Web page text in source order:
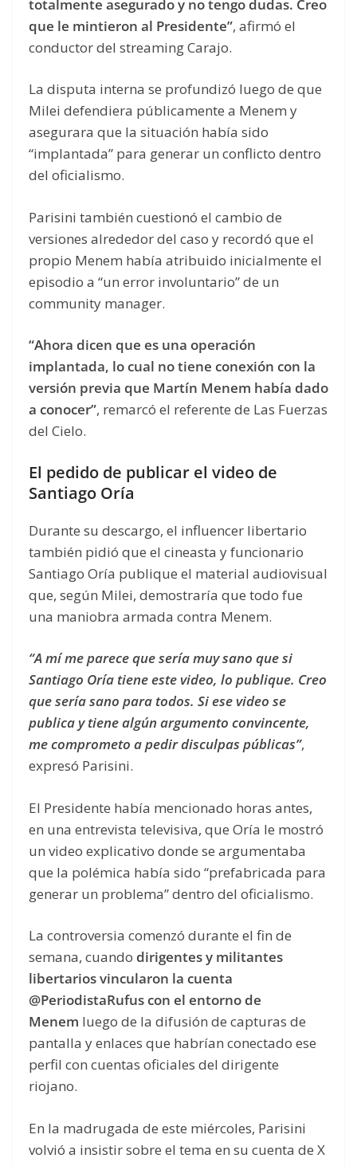
totalmente asegurado y no tengo dudas. Creo
que le mintieron al Presidente”, afirmó el
conductor del streaming Carajo.
La disputa interna se profundizó luego de que
Milei defendiera públicamente a Menem y
asegurara que la situación había sido
“implantada” para generar un conflicto dentro
del oficialismo.
Parisini también cuestionó el cambio de
versiones alrededor del caso y recordó que el
propio Menem había atribuido inicialmente el
episodio a “un error involuntario” de un
community manager.
“Ahora dicen que es una operación
implantada, lo cual no tiene conexión con la
versión previa que Martín Menem había dado
a conocer”, remarcó el referente de Las Fuerzas
del Cielo.
El pedido de publicar el video de
Santiago Oría
Durante su descargo, el influencer libertario
también pidió que el cineasta y funcionario
Santiago Oría publique el material audiovisual
que, según Milei, demostraría que todo fue
una maniobra armada contra Menem.
“A mí me parece que sería muy sano que si
Santiago Oría tiene este video, lo publique. Creo
que sería sano para todos. Si ese video se
publica y tiene algún argumento convincente,
me comprometo a pedir disculpas públicas”,
expresó Parisini.
El Presidente había mencionado horas antes,
en una entrevista televisiva, que Oría le mostró
un video explicativo donde se argumentaba
que la polémica había sido “prefabricada para
generar un problema” dentro del oficialismo.
La controversia comenzó durante el fin de
semana, cuando dirigentes y militantes
libertarios vincularon la cuenta
@PeriodistaRufus con el entorno de
Menem luego de la difusión de capturas de
pantalla y enlaces que habrían conectado ese
perfil con cuentas oficiales del dirigente
riojano.
En la madrugada de este miércoles, Parisini
volvió a insistir sobre el tema en su cuenta de X